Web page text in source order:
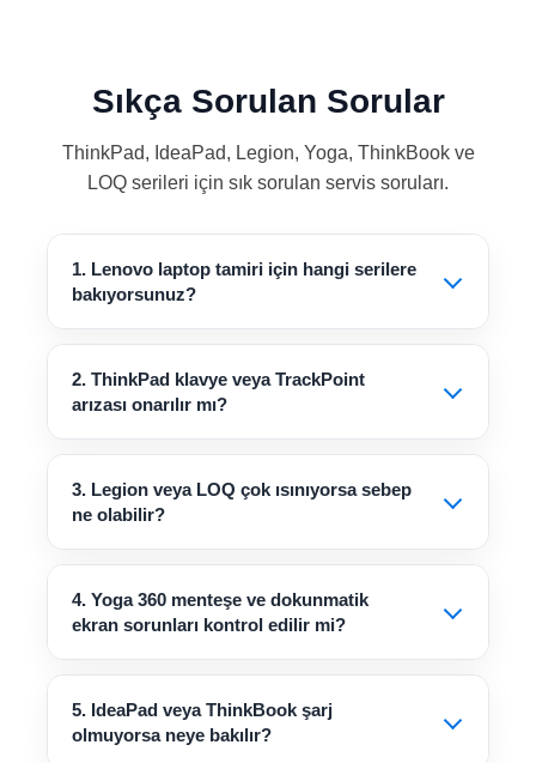
Sıkça Sorulan Sorular
ThinkPad, IdeaPad, Legion, Yoga, ThinkBook ve
LOQ serileri için sık sorulan servis soruları.
1. Lenovo laptop tamiri için hangi serilere
bakıyorsunuz?
2. ThinkPad klavye veya TrackPoint
arızası onarılır mı?
3. Legion veya LOQ çok ısınıyorsa sebep
ne olabilir?
4. Yoga 360 menteşe ve dokunmatik
ekran sorunları kontrol edilir mi?
5. IdeaPad veya ThinkBook şarj
olmuyorsa neye bakılır?